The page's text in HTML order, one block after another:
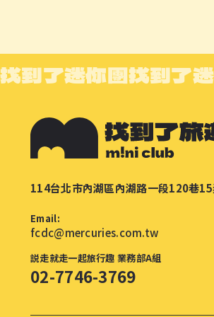
找到了迷你團找到了
114台北市內湖區內湖路一段120巷
Email:
fcdc@mercuries.com.tw
説走就走一起旅行趣 業務部A組
02-7746-3769